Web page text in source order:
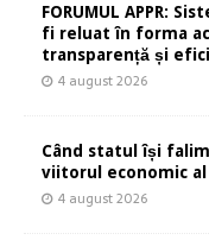
FORUMUL APPR:
fi reluat în forma
transparență și
4 august 2026
Când statul își
viitorul economic
4 august 2026